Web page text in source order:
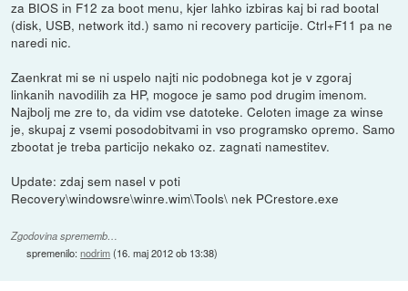
za BIOS in F12 za boot menu, kjer lahko izbiras kaj bi rad bootal
(disk, USB, network itd.) samo ni recovery particije. Ctrl+F11 pa ne
naredi nic.
Zaenkrat mi se ni uspelo najti nic podobnega kot je v zgoraj
linkanih navodilih za HP, mogoce je samo pod drugim imenom.
Najbolj me zre to, da vidim vse datoteke. Celoten image za winse
je, skupaj z vsemi posodobitvami in vso programsko opremo. Samo
zbootat je treba particijo nekako oz. zagnati namestitev.
Update: zdaj sem nasel v poti
Recovery\windowsre\winre.wim\Tools\ nek PCrestore.exe
Zgodovina sprememb…
spremenilo:nodrim(16. maj 2012 ob 13:38)